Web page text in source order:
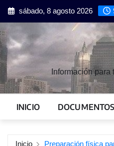
Saltar
contenido
sábado, 8 agosto 2026
Información
INICIO DOCUMENTOS
Inicio Preparación física